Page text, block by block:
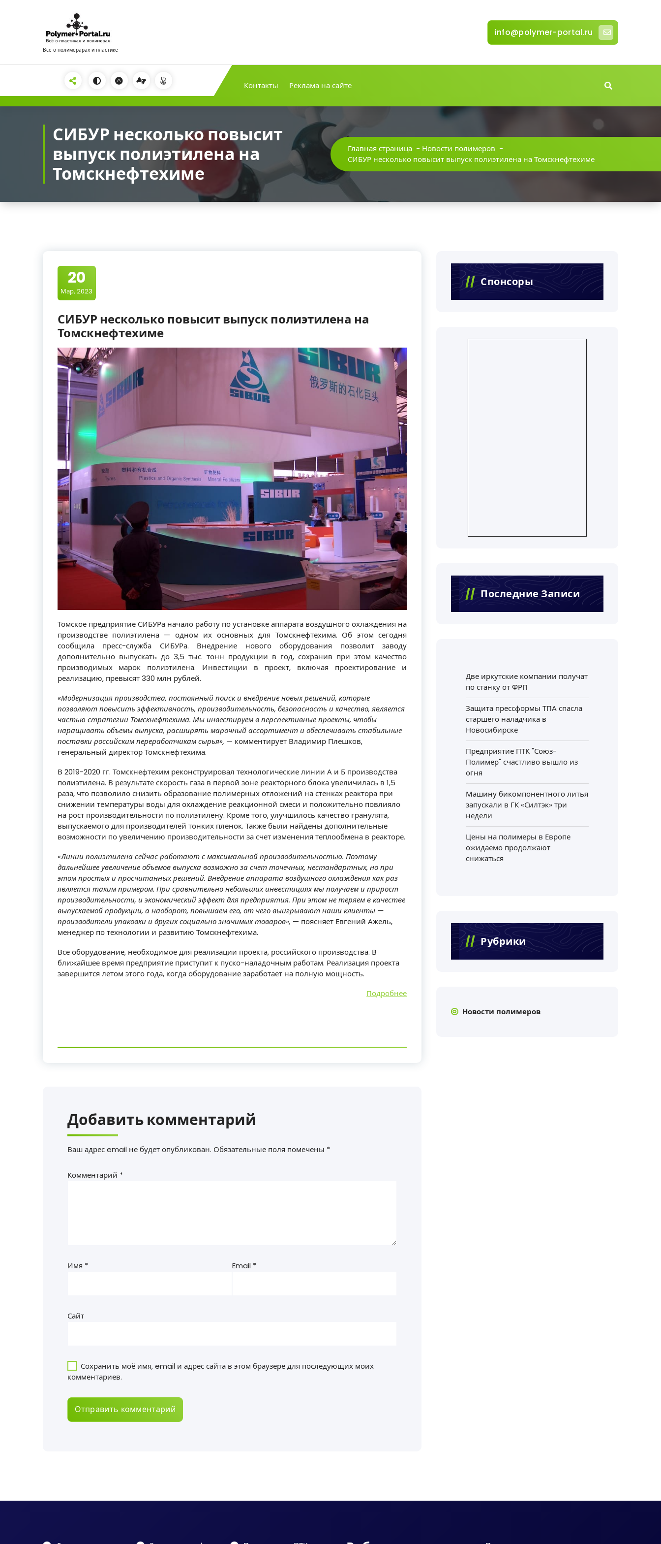
Всё о полимерарах и пластике
info@polymer-portal.ru
Контакты Реклама на сайте
СИБУР несколько повысит
выпуск полиэтилена на
Томскнефтехиме
Главная страница - Новости полимеров -
СИБУР несколько повысит выпуск полиэтилена на Томскнефтехиме
20
Мар, 2023
СИБУР несколько повысит выпуск полиэтилена на
Томскнефтехиме
Томское предприятие СИБУРа начало работу по установке аппарата воздушного охлаждения на
производстве полиэтилена — одном их основных для Томскнефтехима. Об этом сегодня
сообщила пресс-служба СИБУРа. Внедрение нового оборудования позволит заводу
дополнительно выпускать до 3,5 тыс. тонн продукции в год, сохранив при этом качество
производимых марок полиэтилена. Инвестиции в проект, включая проектирование и
реализацию, превысят 330 млн рублей.
«Модернизация производства, постоянный поиск и внедрение новых решений, которые
позволяют повысить эффективность, производительность, безопасность и качество, является
частью стратегии Томскнефтехима. Мы инвестируем в перспективные проекты, чтобы
наращивать объемы выпуска, расширять марочный ассортимент и обеспечивать стабильные
поставки российским переработчикам сырья», — комментирует Владимир Плешков,
генеральный директор Томскнефтехима.
В 2019-2020 гг. Томскнефтехим реконструировал технологические линии А и Б производства
полиэтилена. В результате скорость газа в первой зоне реакторного блока увеличилась в 1,5
раза, что позволило снизить образование полимерных отложений на стенках реактора при
снижении температуры воды для охлаждение реакционной смеси и положительно повлияло
на рост производительности по полиэтилену. Кроме того, улучшилось качество гранулята,
выпускаемого для производителей тонких пленок. Также были найдены дополнительные
возможности по увеличению производительности за счет изменения теплообмена в реакторе.
«Линии полиэтилена сейчас работают с максимальной производительностью. Поэтому
дальнейшее увеличение объемов выпуска возможно за счет точечных, нестандартных, но при
этом простых и просчитанных решений. Внедрение аппарата воздушного охлаждения как раз
является таким примером. При сравнительно небольших инвестициях мы получаем и прирост
производительности, и экономический эффект для предприятия. При этом не теряем в качестве
выпускаемой продукции, а наоборот, повышаем его, от чего выигрывают наши клиенты —
производители упаковки и других социально значимых товаров», — поясняет Евгений Ажель,
менеджер по технологии и развитию Томскнефтехима.
Все оборудование, необходимое для реализации проекта, российского производства. В
ближайшее время предприятие приступит к пуско-наладочным работам. Реализация проекта
завершится летом этого года, когда оборудование заработает на полную мощность.
Подробнее
Добавить комментарий
Ваш адрес email не будет опубликован. Обязательные поля помечены *
Комментарий *
Имя * Email *
Сайт
Сохранить моё имя, email и адрес сайта в этом браузере для последующих моих
комментариев.
Спонсоры
Последние Записи
Две иркутские компании получат
по станку от ФРП
Защита прессформы ТПА спасла
старшего наладчика в
Новосибирске
Предприятие ПТК "Союз-
Полимер" счастливо вышло из
огня
Машину бикомпонентного литья
запускали в ГК «Силтэк» три
недели
Цены на полимеры в Европе
ожидаемо продолжают
снижаться
Рубрики
Новости полимеров